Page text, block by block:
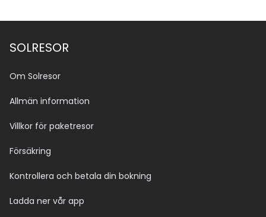
SOLRESOR
Om Solresor
Allmän information
Villkor för paketresor
Försäkring
Kontrollera och betala din bokning
Ladda ner vår app